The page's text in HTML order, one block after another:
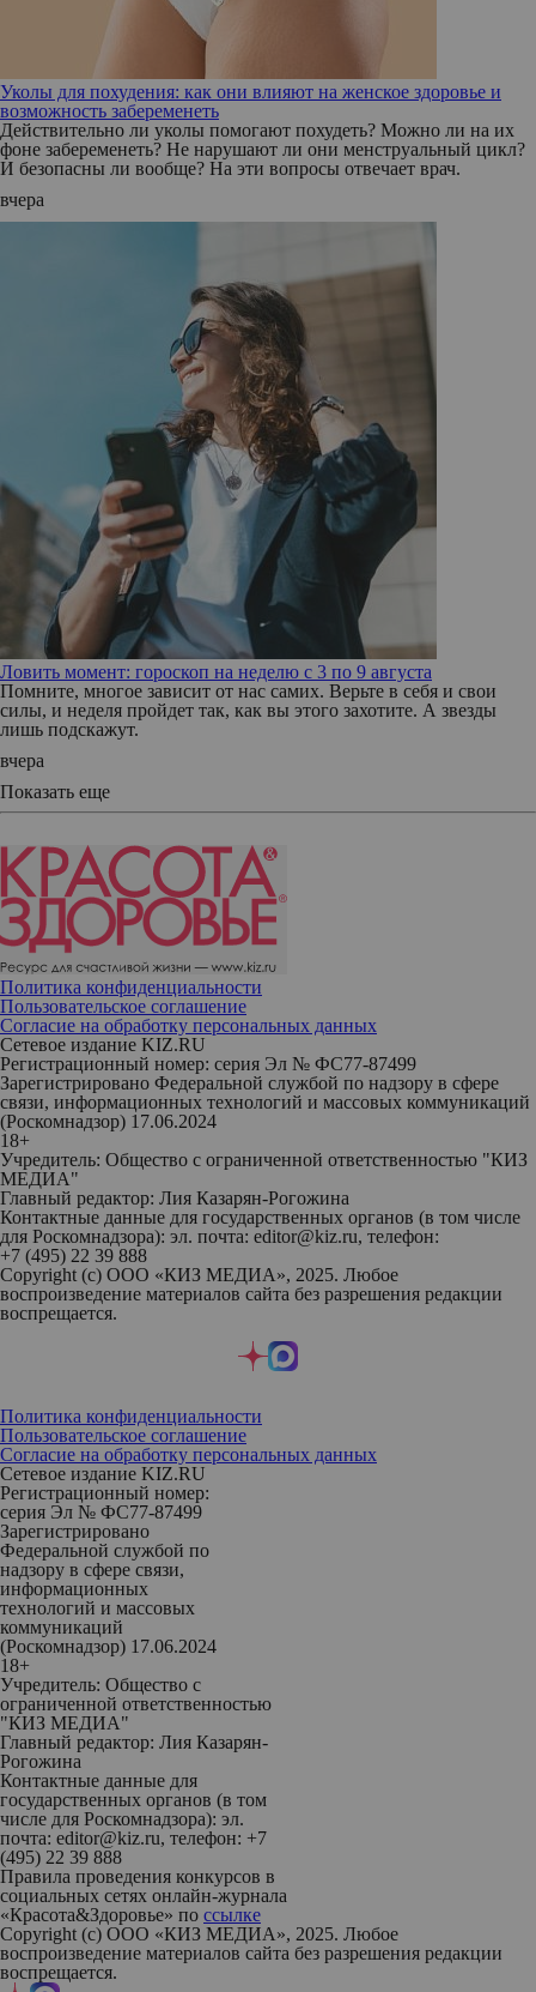
Уколы для похудения: как они влияют на женское здоровье и
возможность забеременеть
Действительно ли уколы помогают похудеть? Можно ли на их
фоне забеременеть? Не нарушают ли они менструальный цикл?
И безопасны ли вообще? На эти вопросы отвечает врач.
вчера
Ловить момент: гороскоп на неделю с 3 по 9 августа
Помните, многое зависит от нас самих. Верьте в себя и свои
силы, и неделя пройдет так, как вы этого захотите. А звезды
лишь подскажут.
вчера
Показать еще
Политика конфиденциальности
Пользовательское соглашение
Согласие на обработку персональных данных
Сетевое издание KIZ.RU
Регистрационный номер: серия Эл № ФС77-87499
Зарегистрировано Федеральной службой по надзору в сфере
связи, информационных технологий и массовых коммуникаций
(Роскомнадзор) 17.06.2024
18+
Учредитель: Общество с ограниченной ответственностью "КИЗ
МЕДИА"
Главный редактор: Лия Казарян-Рогожина
Контактные данные для государственных органов (в том числе
для Роскомнадзора): эл. почта: editor@kiz.ru, телефон:
+7 (495) 22 39 888
Copyright (с) ООО «КИЗ МЕДИА», 2025. Любое
воспроизведение материалов сайта без разрешения редакции
воспрещается.
Политика конфиденциальности
Пользовательское соглашение
Согласие на обработку персональных данных
Сетевое издание KIZ.RU
Регистрационный номер:
серия Эл № ФС77-87499
Зарегистрировано
Федеральной службой по
надзору в сфере связи,
информационных
технологий и массовых
коммуникаций
(Роскомнадзор) 17.06.2024
18+
Учредитель: Общество с
ограниченной ответственностью
"КИЗ МЕДИА"
Главный редактор: Лия Казарян-
Рогожина
Контактные данные для
государственных органов (в том
числе для Роскомнадзора): эл.
почта: editor@kiz.ru, телефон: +7
(495) 22 39 888
Правила проведения конкурсов в
социальных сетях онлайн-журнала
«Красота&Здоровье» по ссылке
Copyright (с) ООО «КИЗ МЕДИА», 2025. Любое
воспроизведение материалов сайта без разрешения редакции
воспрещается.